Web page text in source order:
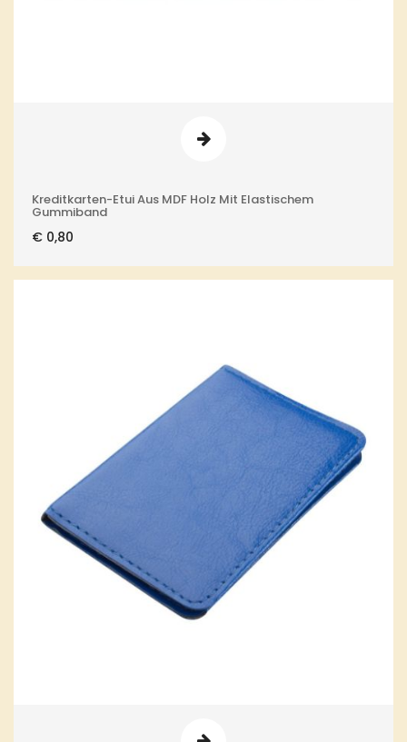
Kreditkarten-Etui Aus MDF Holz Mit Elastischem
Gummiband
€ 0,80